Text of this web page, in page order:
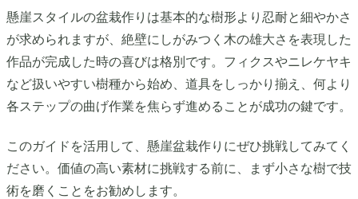
懸崖スタイルの盆栽作りは基本的な樹形より忍耐と細やかさ
が求められますが、絶壁にしがみつく木の雄大さを表現した
作品が完成した時の喜びは格別です。フィクスやニレケヤキ
など扱いやすい樹種から始め、道具をしっかり揃え、何より
各ステップの曲げ作業を焦らず進めることが成功の鍵です。
このガイドを活用して、懸崖盆栽作りにぜひ挑戦してみてく
ださい。価値の高い素材に挑戦する前に、まず小さな樹で技
術を磨くことをお勧めします。